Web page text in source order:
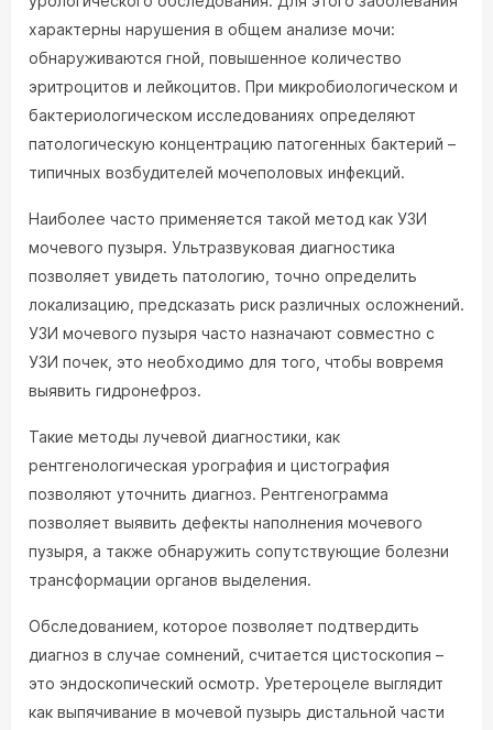
характерны нарушения в общем анализе мочи:
обнаруживаются гной, повышенное количество
эритроцитов и лейкоцитов. При микробиологическом и
бактериологическом исследованиях определяют
патологическую концентрацию патогенных бактерий –
типичных возбудителей мочеполовых инфекций.
Наиболее часто применяется такой метод как УЗИ
мочевого пузыря. Ультразвуковая диагностика
позволяет увидеть патологию, точно определить
локализацию, предсказать риск различных осложнений.
УЗИ мочевого пузыря часто назначают совместно с
УЗИ почек, это необходимо для того, чтобы вовремя
выявить гидронефроз.
Такие методы лучевой диагностики, как
рентгенологическая урография и цистография
позволяют уточнить диагноз. Рентгенограмма
позволяет выявить дефекты наполнения мочевого
пузыря, а также обнаружить сопутствующие болезни
трансформации органов выделения.
Обследованием, которое позволяет подтвердить
диагноз в случае сомнений, считается цистоскопия –
это эндоскопический осмотр. Уретероцеле выглядит
как выпячивание в мочевой пузырь дистальной части